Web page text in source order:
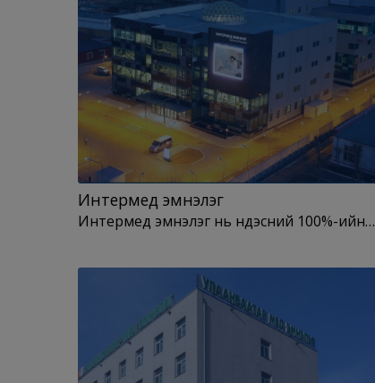
Интермед эмнэлэг
Интермед эмнэлэг нь үндэсний 100%-ийн…